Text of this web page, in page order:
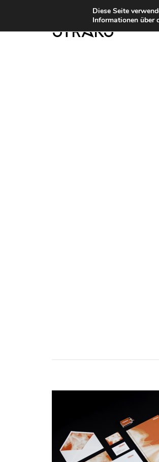
STRKS
Diese Seite
Informationen über